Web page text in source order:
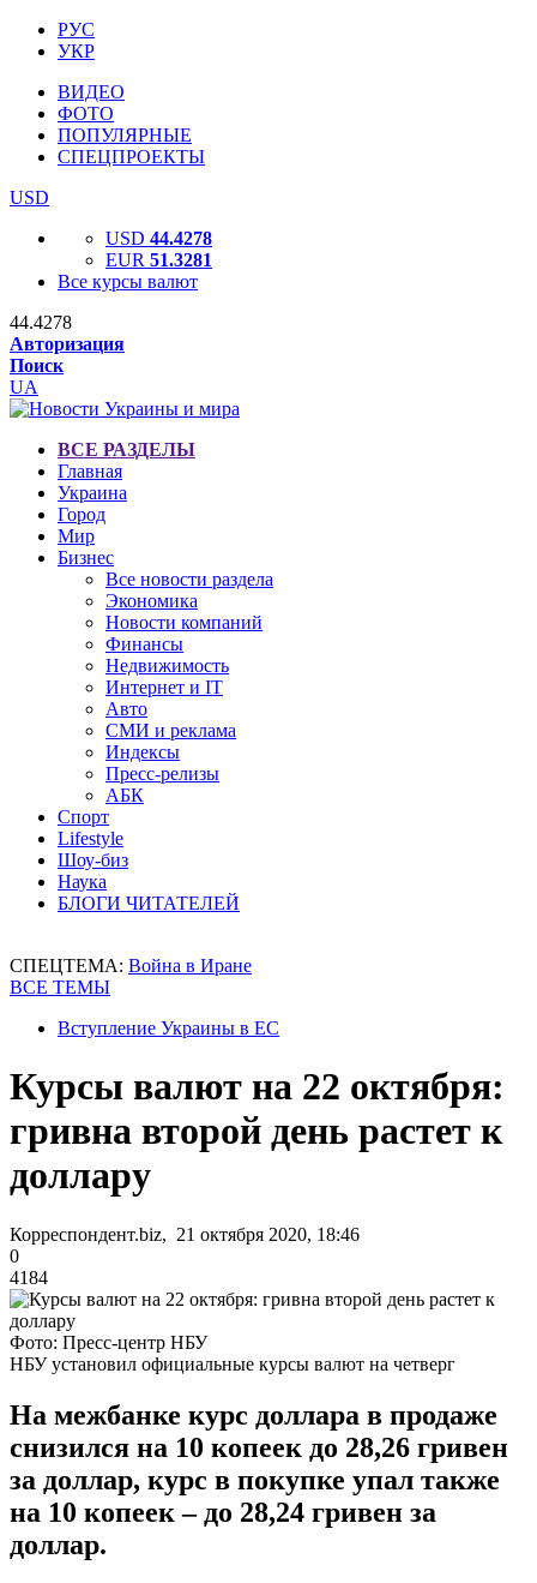
РУС
УКР
ВИДЕО
ФОТО
ПОПУЛЯРНЫЕ
СПЕЦПРОЕКТЫ
USD
USD 44.4278
EUR 51.3281
Все курсы валют
44.4278
Авторизация
Поиск
UA
ВСЕ РАЗДЕЛЫ
Главная
Украина
Город
Мир
Бизнес
Все новости раздела
Экономика
Новости компаний
Финансы
Недвижимость
Интернет и IT
Авто
СМИ и реклама
Индексы
Пресс-релизы
АБК
Спорт
Lifestyle
Шоу-биз
Наука
БЛОГИ ЧИТАТЕЛЕЙ
СПЕЦТЕМА: Война в Иране
ВСЕ ТЕМЫ
Вступление Украины в ЕС
Курсы валют на 22 октября:
гривна второй день растет к
доллару
Корреспондент.biz, 21 октября 2020, 18:46
0
4184
Фото: Пресс-центр НБУ
НБУ установил официальные курсы валют на четверг
На межбанке курс доллара в продаже
снизился на 10 копеек до 28,26 гривен
за доллар, курс в покупке упал также
на 10 копеек – до 28,24 гривен за
доллар.